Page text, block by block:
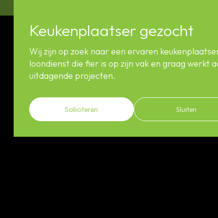
Keukenplaatser gezocht
Wij zijn op zoek naar een ervaren
loondienst die fier is op zijn vak en graag werkt
uitdagende projecten.
Solliciteren Sluiten